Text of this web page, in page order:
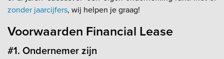
zonder jaarcijfers, wij helpen je graag!
Voorwaarden Financial Lease
#1. Ondernemer zijn